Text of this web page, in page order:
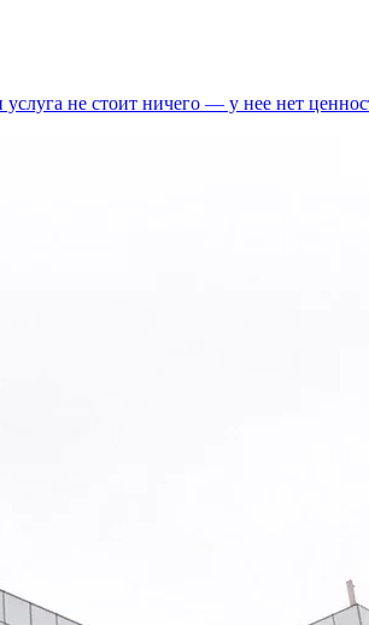
не стоит ничего — у нее нет